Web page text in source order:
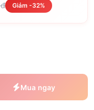
Giảm -32%
Mua ngay